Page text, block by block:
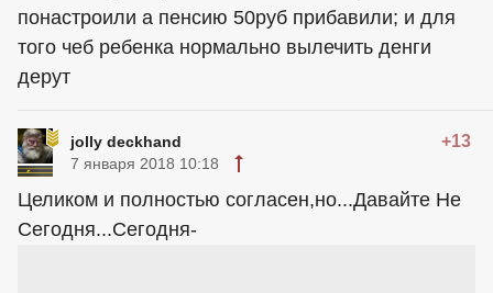
понастроили а пенсию 50руб прибавили; и для
того чеб ребенка нормально вылечить денги
дерут
jolly deckhand +13
7 января 2018 10:18
Целиком и полностью согласен,но...Давайте Не
Сегодня...Сегодня-